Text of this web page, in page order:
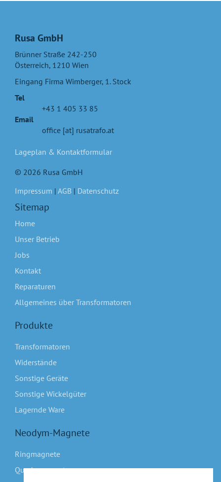
Rusa GmbH
Brünner Straße 242-250
Österreich, 1210 Wien
Eingang Firma Wimberger, 1. Stock
Tel
+43 1 405 33 85
Email
office [at] rusatrafo.at
Lageplan & Kontaktformular
© 2026 Rusa GmbH
Impressum | AGB | Datenschutz
Sitemap
Home
Unser Betrieb
Jobs
Kontakt
Reparaturen
Allgemeines über Transformatoren
Produkte
Transformatoren
Widerstände
Sonstige Geräte
Sonstige Wickelgüter
Lagernde Ware
Neodym-Magnete
Ringmagnete
Quadermagnete